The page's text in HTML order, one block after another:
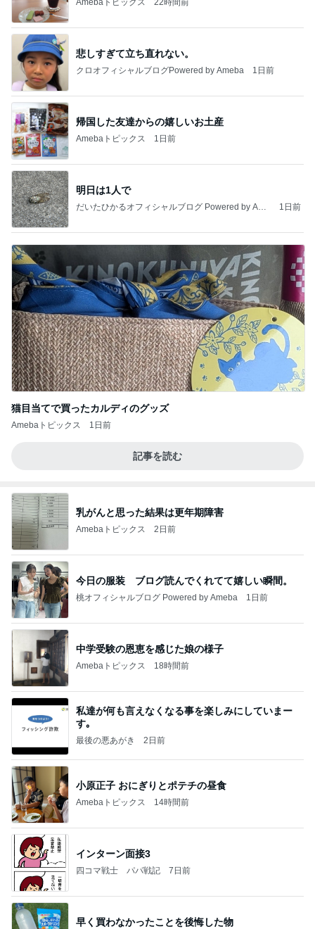
Amebaトピックス 22時間前
悲しすぎて立ち直れない。
クロオフィシャルブログPowered by Ameba 1日前
帰国した友達からの嬉しいお土産
Amebaトピックス 1日前
明日は1人で
だいたひかるオフィシャルブログ Powered by Ame
1日前
猫目当てで買ったカルディのグッズ
Amebaトピックス 1日前
記事を読む
乳がんと思った結果は更年期障害
Amebaトピックス 2日前
今日の服装 ブログ読んでくれてて嬉しい瞬間。
桃オフィシャルブログ Powered by Ameba 1日前
中学受験の恩恵を感じた娘の様子
Amebaトピックス 18時間前
私達が何も言えなくなる事を楽しみにしていまー
す｡
最後の悪あがき 2日前
小原正子 おにぎりとポテチの昼食
Amebaトピックス 14時間前
インターン面接3
四コマ戦士 パパ戦記 7日前
早く買わなかったことを後悔した物